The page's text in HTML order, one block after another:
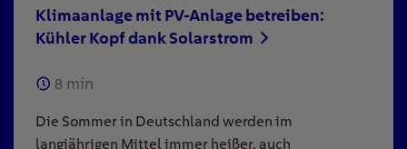
Klimaanlage mit PV-Anlage betreiben:
Kühler Kopf dank Solarstrom
8 min
Die Sommer in Deutschland werden im
langjährigen Mittel immer heißer, auch